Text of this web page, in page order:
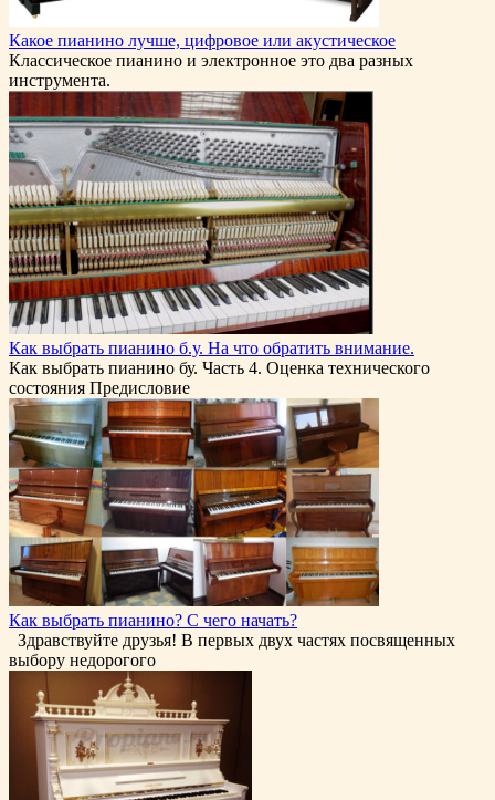
Какое пианино лучше, цифровое или акустическое
Классическое пианино и электронное это два разных
инструмента.
Как выбрать пианино б.у. На что обратить внимание.
Как выбрать пианино бу. Часть 4. Оценка технического
состояния Предисловие
Как выбрать пианино? С чего начать?
Здравствуйте друзья! В первых двух частях посвященных
выбору недорогого